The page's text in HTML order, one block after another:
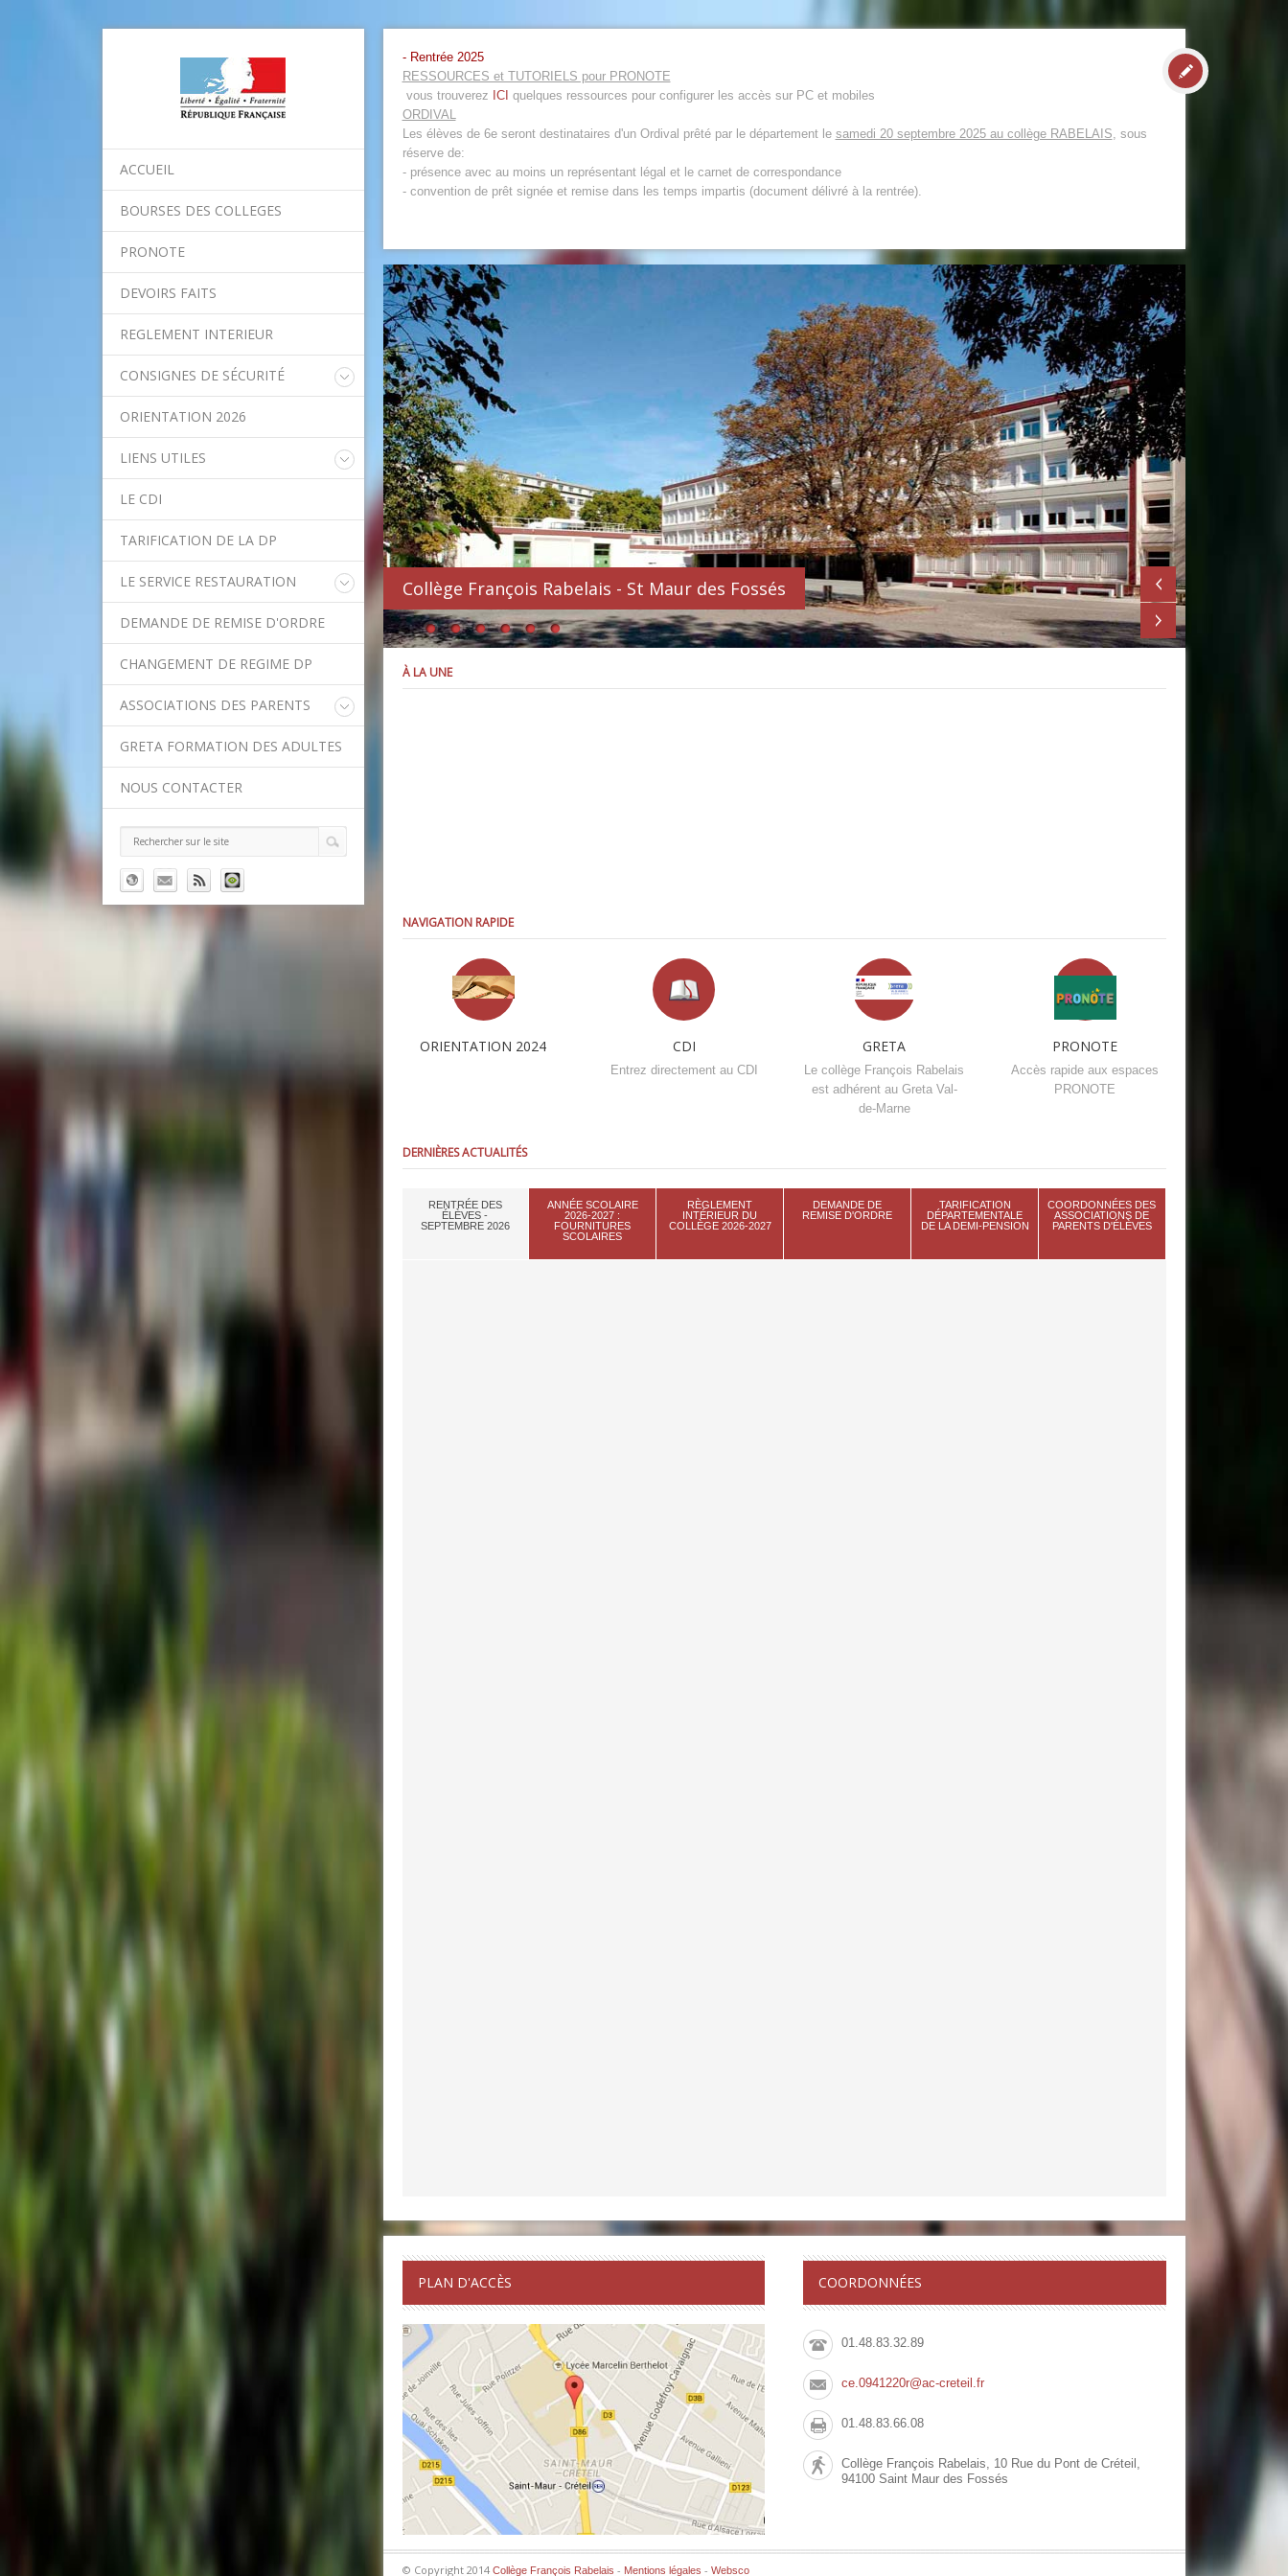
ACCUEIL
BOURSES DES COLLEGES
PRONOTE
DEVOIRS FAITS
REGLEMENT INTERIEUR
CONSIGNES DE SÉCURITÉ
ORIENTATION 2026
LIENS UTILES
Marne
Onisep
Conseil Départemental du Val-de-
Asssitance Ordival
Aides financières du Département
Ministère de l'Education Nationale
Calendrier scolaire
LE CDI
TARIFICATION DE LA DP
LE SERVICE RESTAURATION
DEMANDE DE REMISE D'ORDRE
CHANGEMENT DE REGIME DP
ASSOCIATIONS DES PARENTS
GRETA FORMATION DES ADULTES
NOUS CONTACTER
- Rentrée 2025
RESSOURCES et TUTORIELS pour PRONOTE
vous trouverez ICI quelques ressources pour configurer les accès sur PC et mobiles
ORDIVAL
Les élèves de 6e seront destinataires d'un Ordival prêté par le département le samedi 20 septembre 2025 au collège RABELAIS, sous
réserve de:
- présence avec au moins un représentant légal et le carnet de correspondance
- convention de prêt signée et remise dans les temps impartis (document délivré à la rentrée).
Collège François Rabelais - St Maur des Fossés
À LA UNE
NAVIGATION RAPIDE
ORIENTATION 2024 CDI
Entrez directement au CDI
GRETA
Le collège François Rabelais
est adhérent au Greta Val-
de-Marne
PRONOTE
Accès rapide aux espaces
PRONOTE
DERNIÈRES ACTUALITÉS
RENTRÉE DES
ÉLÈVES -
SEPTEMBRE 2026
ANNÉE SCOLAIRE
2026-2027 :
FOURNITURES
SCOLAIRES
RÈGLEMENT
INTÉRIEUR DU
COLLÈGE 2026-2027
DEMANDE DE
REMISE D'ORDRE
TARIFICATION
DÉPARTEMENTALE
DE LA DEMI-PENSION
COORDONNÉES DES
ASSOCIATIONS DE
PARENTS D'ÉLÈVES
PLAN D'ACCÈS COORDONNÉES
01.48.83.32.89
ce.0941220r@ac-creteil.fr
01.48.83.66.08
Collège François Rabelais, 10 Rue du Pont de Créteil,
94100 Saint Maur des Fossés
© Copyright 2014 Collège François Rabelais - Mentions légales - Websco